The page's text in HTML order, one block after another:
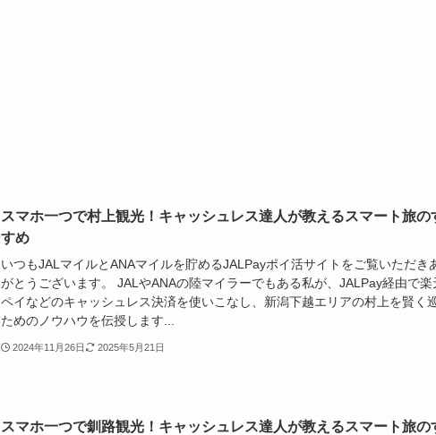
スマホ一つで村上観光！キャッシュレス達人が教えるスマート旅の
すめ
いつもJALマイルとANAマイルを貯めるJALPayポイ活サイトをご覧いただき
がとうございます。 JALやANAの陸マイラーでもある私が、JALPay経由で楽
ペイなどのキャッシュレス決済を使いこなし、新潟下越エリアの村上を賢く
ためのノウハウを伝授します...
2024年11月26日 2025年5月21日
スマホ一つで釧路観光！キャッシュレス達人が教えるスマート旅の